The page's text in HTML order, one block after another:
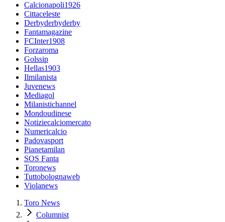
Calcionapoli1926
Cittaceleste
Derbyderbyderby
Fantamagazine
FCInter1908
Forzaroma
Golssip
Hellas1903
Ilmilanista
Juvenews
Mediagol
Milanistichannel
Mondoudinese
Notiziecalciomercato
Numericalcio
Padovasport
Pianetamilan
SOS Fanta
Toronews
Tuttobolognaweb
Violanews
Toro News
Columnist